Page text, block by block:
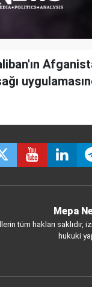
Mepa
tüm hakları saklıdır,
hukuki